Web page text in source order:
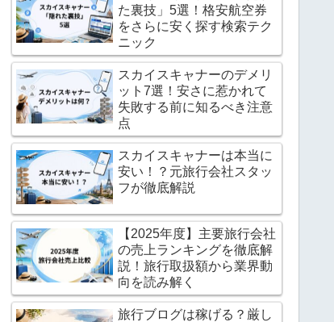
た裏技」5選！格安航空券
をさらに安く探す検索テク
ニック
スカイスキャナーのデメリ
ット7選！安さに惹かれて
失敗する前に知るべき注意
点
スカイスキャナーは本当に
安い！？元旅行会社スタッ
フが徹底解説
【2025年度】主要旅行会社
の売上ランキングを徹底解
説！旅行取扱額から業界動
向を読み解く
旅行ブログは稼げる？厳し